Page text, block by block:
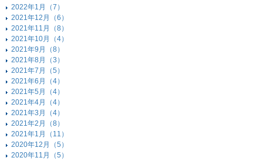
2022年1月（7）
2021年12月（6）
2021年11月（8）
2021年10月（4）
2021年9月（8）
2021年8月（3）
2021年7月（5）
2021年6月（4）
2021年5月（4）
2021年4月（4）
2021年3月（4）
2021年2月（8）
2021年1月（11）
2020年12月（5）
2020年11月（5）